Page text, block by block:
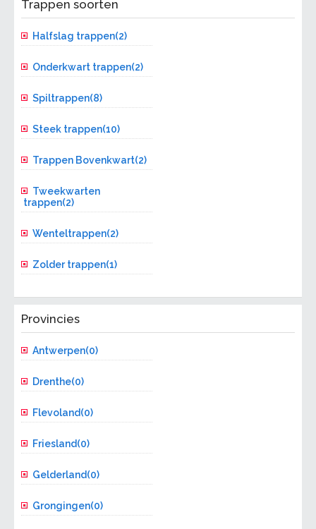
Trappen soorten
Halfslag trappen(2)
Onderkwart trappen(2)
Spiltrappen(8)
Steek trappen(10)
Trappen Bovenkwart(2)
Tweekwarten
trappen(2)
Wenteltrappen(2)
Zolder trappen(1)
Provincies
Antwerpen(0)
Drenthe(0)
Flevoland(0)
Friesland(0)
Gelderland(0)
Grongingen(0)